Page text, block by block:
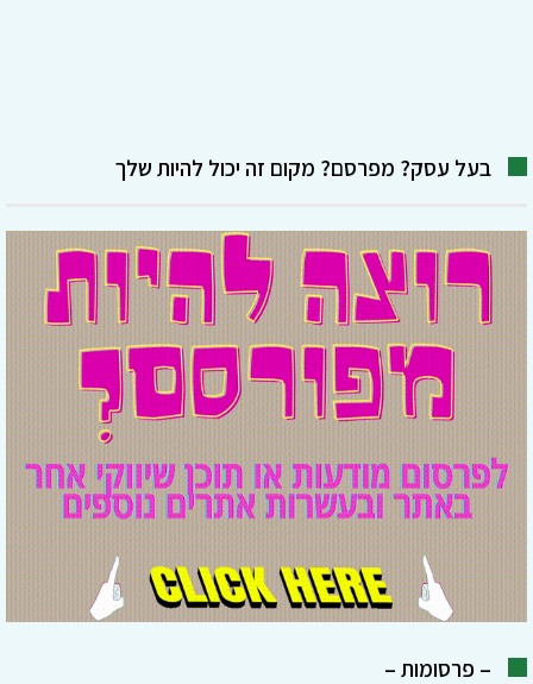
בעל עסק? מפרסם? מקום זה יכול להיות שלך
– פרסומות –